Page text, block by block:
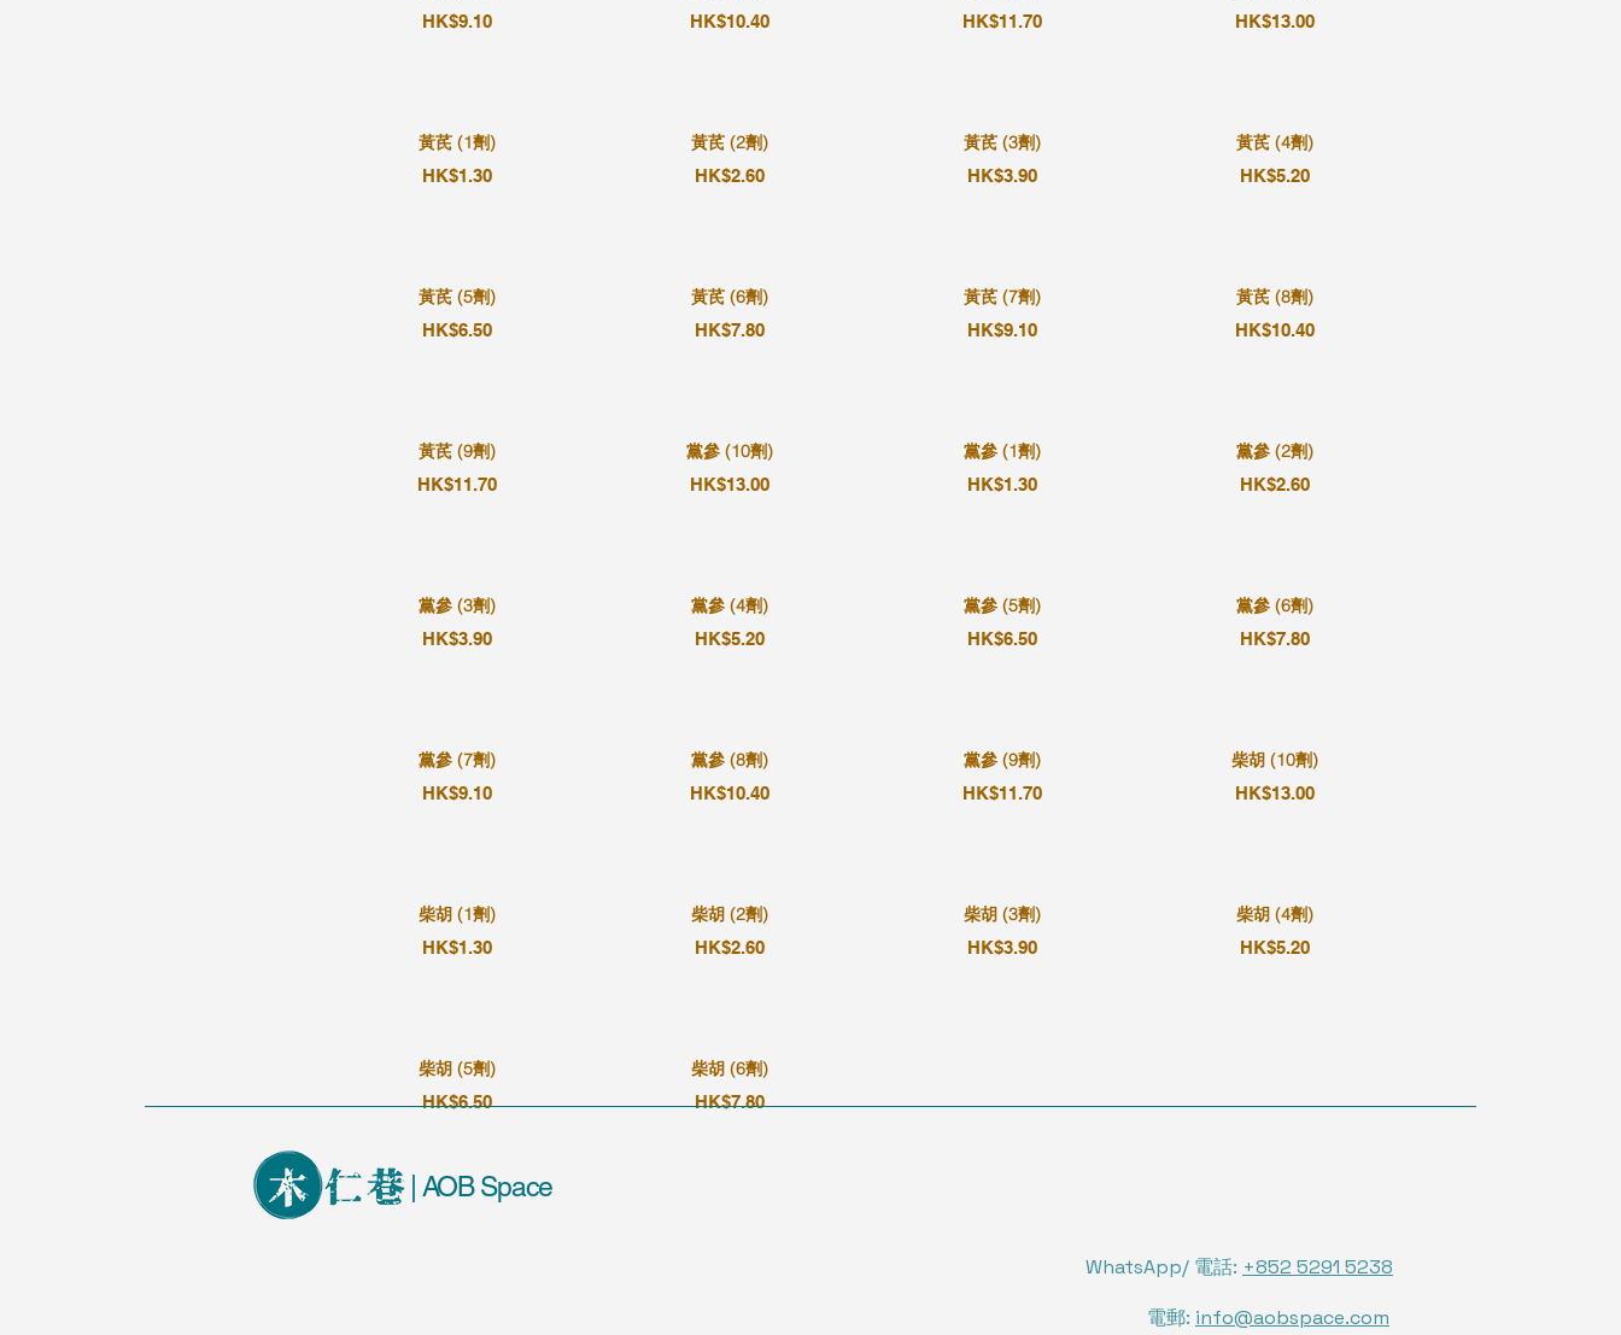
HK$9.10
黃芪 (1劑)
HK$1.30
黃芪 (5劑)
HK$6.50
黃芪 (9劑)
HK$11.70
黨參 (3劑)
HK$3.90
黨參 (7劑)
HK$9.10
柴胡 (1劑)
HK$1.30
柴胡 (5劑)
HK$6.50
HK$10.40
黃芪 (2劑)
HK$2.60
黃芪 (6劑)
HK$7.80
黨參 (10劑)
HK$13.00
黨參 (4劑)
HK$5.20
黨參 (8劑)
HK$10.40
柴胡 (2劑)
HK$2.60
柴胡 (6劑)
HK$7.80
HK$11.70
黃芪 (3劑)
HK$3.90
黃芪 (7劑)
HK$9.10
黨參 (1劑)
HK$1.30
黨參 (5劑)
HK$6.50
黨參 (9劑)
HK$11.70
柴胡 (3劑)
HK$3.90
HK$13.00
黃芪 (4劑)
HK$5.20
黃芪 (8劑)
HK$10.40
黨參 (2劑)
HK$2.60
黨參 (6劑)
HK$7.80
柴胡 (10劑)
HK$13.00
柴胡 (4劑)
HK$5.20
| AOB Space
WhatsApp/ 電話: +852 5291 5238
電郵: info@aobspace.com